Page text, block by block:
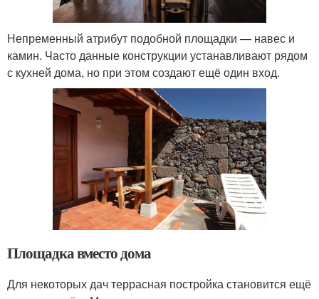
Непременный атрибут подобной площадки — навес и
камин. Часто данные конструкции устанавливают рядом
с кухней дома, но при этом создают ещё один вход.
Площадка вместо дома
Для некоторых дач террасная постройка становится ещё